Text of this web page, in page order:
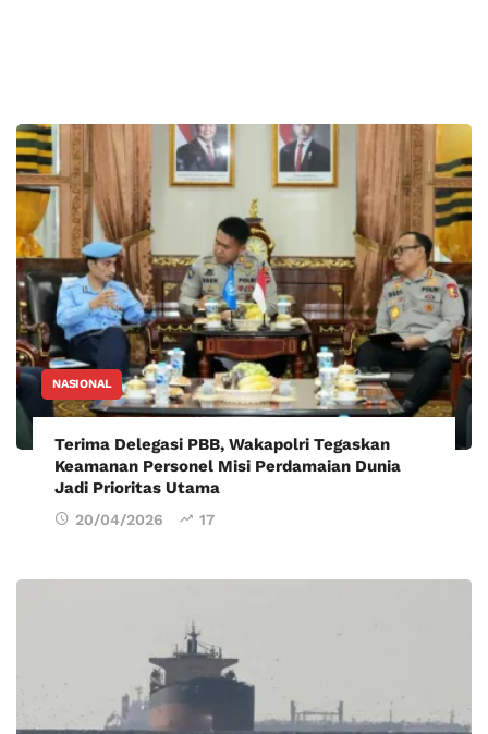
NASIONAL
Terima Delegasi PBB, Wakapolri Tegaskan
Keamanan Personel Misi Perdamaian Dunia
Jadi Prioritas Utama
20/04/2026 17